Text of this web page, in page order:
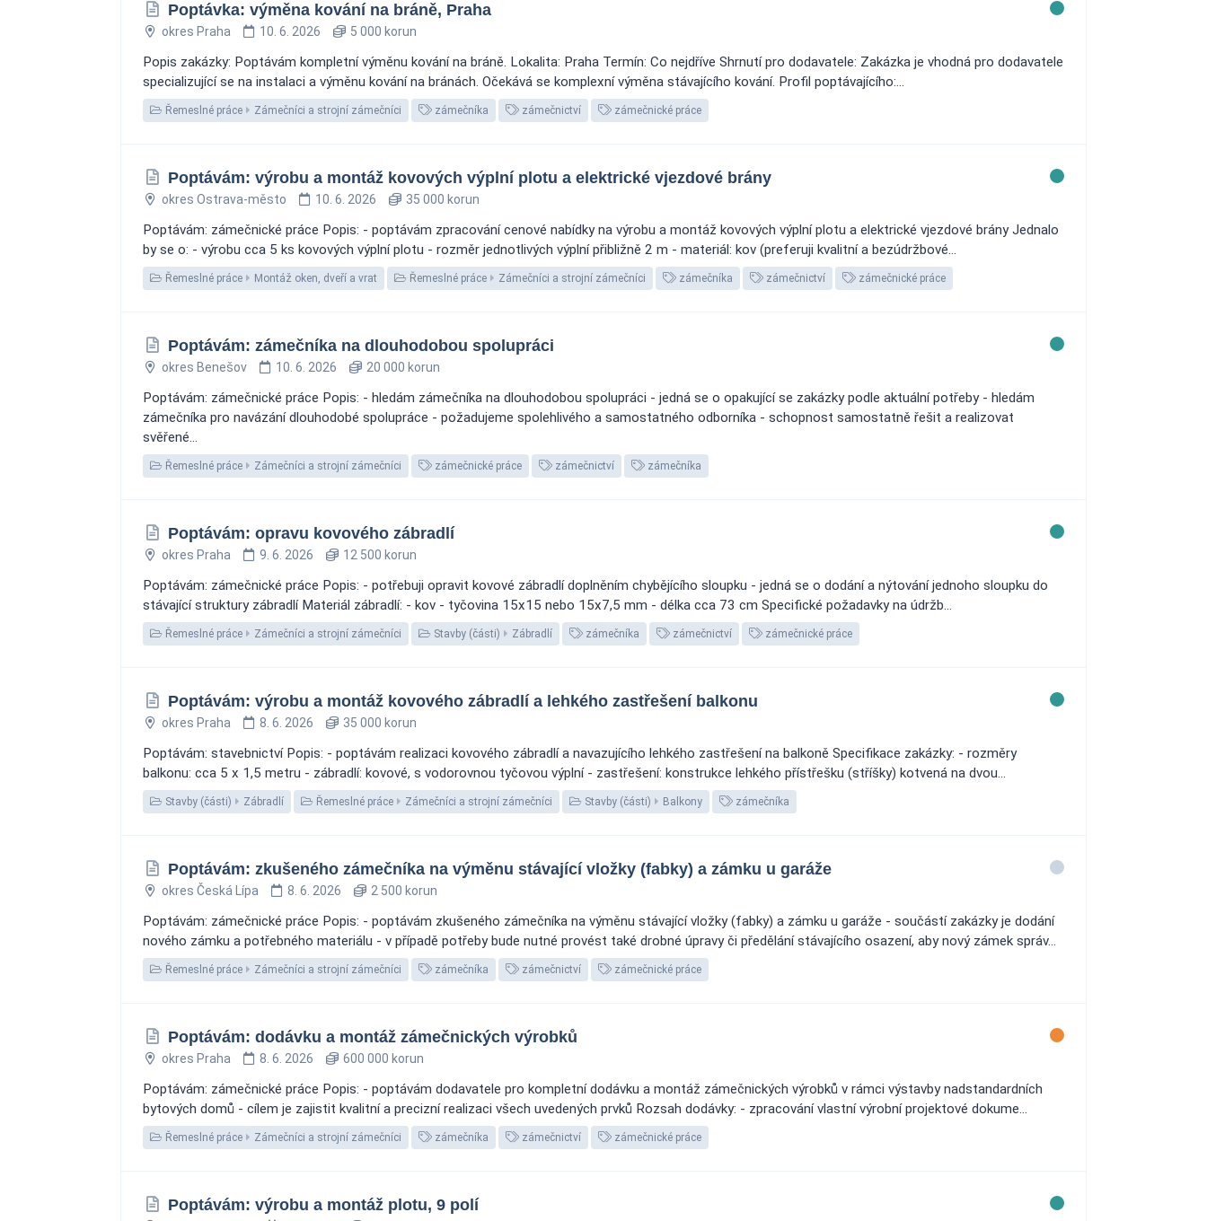
Poptávka: výměna kování na bráně, Praha
okres Praha 10. 6. 2026 5 000 korun
Popis zakázky: Poptávám kompletní výměnu kování na bráně. Lokalita: Praha Termín: Co nejdříve Shrnutí pro dodavatele: Zakázka je vhodná pro dodavatele
specializující se na instalaci a výměnu kování na bránách. Očekává se komplexní výměna stávajícího kování. Profil poptávajícího:...
Řemeslné práce Zámečníci a strojní zámečníci zámečníka zámečnictví zámečnické práce
Poptávám: výrobu a montáž kovových výplní plotu a elektrické vjezdové brány
okres Ostrava-město 10. 6. 2026 35 000 korun
Poptávám: zámečnické práce Popis: - poptávám zpracování cenové nabídky na výrobu a montáž kovových výplní plotu a elektrické vjezdové brány Jednalo
by se o: - výrobu cca 5 ks kovových výplní plotu - rozměr jednotlivých výplní přibližně 2 m - materiál: kov (preferuji kvalitní a bezúdržbové...
Řemeslné práce Montáž oken, dveří a vrat Řemeslné práce Zámečníci a strojní zámečníci zámečníka zámečnictví zámečnické práce
Poptávám: zámečníka na dlouhodobou spolupráci
okres Benešov 10. 6. 2026 20 000 korun
Poptávám: zámečnické práce Popis: - hledám zámečníka na dlouhodobou spolupráci - jedná se o opakující se zakázky podle aktuální potřeby - hledám
zámečníka pro navázání dlouhodobé spolupráce - požadujeme spolehlivého a samostatného odborníka - schopnost samostatně řešit a realizovat
svěřené...
Řemeslné práce Zámečníci a strojní zámečníci zámečnické práce zámečnictví zámečníka
Poptávám: opravu kovového zábradlí
okres Praha 9. 6. 2026 12 500 korun
Poptávám: zámečnické práce Popis: - potřebuji opravit kovové zábradlí doplněním chybějícího sloupku - jedná se o dodání a nýtování jednoho sloupku do
stávající struktury zábradlí Materiál zábradlí: - kov - tyčovina 15x15 nebo 15x7,5 mm - délka cca 73 cm Specifické požadavky na údržb...
Řemeslné práce Zámečníci a strojní zámečníci Stavby (části) Zábradlí zámečníka zámečnictví zámečnické práce
Poptávám: výrobu a montáž kovového zábradlí a lehkého zastřešení balkonu
okres Praha 8. 6. 2026 35 000 korun
Poptávám: stavebnictví Popis: - poptávám realizaci kovového zábradlí a navazujícího lehkého zastřešení na balkoně Specifikace zakázky: - rozměry
balkonu: cca 5 x 1,5 metru - zábradlí: kovové, s vodorovnou tyčovou výplní - zastřešení: konstrukce lehkého přístřešku (stříšky) kotvená na dvou...
Stavby (části) Zábradlí Řemeslné práce Zámečníci a strojní zámečníci Stavby (části) Balkony zámečníka
Poptávám: zkušeného zámečníka na výměnu stávající vložky (fabky) a zámku u garáže
okres Česká Lípa 8. 6. 2026 2 500 korun
Poptávám: zámečnické práce Popis: - poptávám zkušeného zámečníka na výměnu stávající vložky (fabky) a zámku u garáže - součástí zakázky je dodání
nového zámku a potřebného materiálu - v případě potřeby bude nutné provést také drobné úpravy či předělání stávajícího osazení, aby nový zámek správ...
Řemeslné práce Zámečníci a strojní zámečníci zámečníka zámečnictví zámečnické práce
Poptávám: dodávku a montáž zámečnických výrobků
okres Praha 8. 6. 2026 600 000 korun
Poptávám: zámečnické práce Popis: - poptávám dodavatele pro kompletní dodávku a montáž zámečnických výrobků v rámci výstavby nadstandardních
bytových domů - cílem je zajistit kvalitní a precizní realizaci všech uvedených prvků Rozsah dodávky: - zpracování vlastní výrobní projektové dokume...
Řemeslné práce Zámečníci a strojní zámečníci zámečníka zámečnictví zámečnické práce
Poptávám: výrobu a montáž plotu, 9 polí